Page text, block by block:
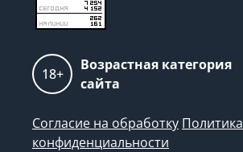
18+
Возрастная категория
сайта
Согласие на обработку Политика
конфиденциальности